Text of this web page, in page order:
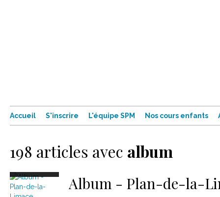
Accueil S'inscrire L'équipe SPM Nos cours enfants
198 articles avec album
Album - Plan-de-la-